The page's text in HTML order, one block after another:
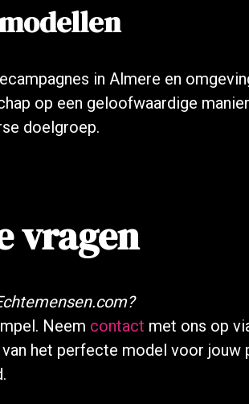
in Almere en
op een geloofwaardige
doelgroep.
vragen
Neem contact met ons op
het perfecte model voor jouw